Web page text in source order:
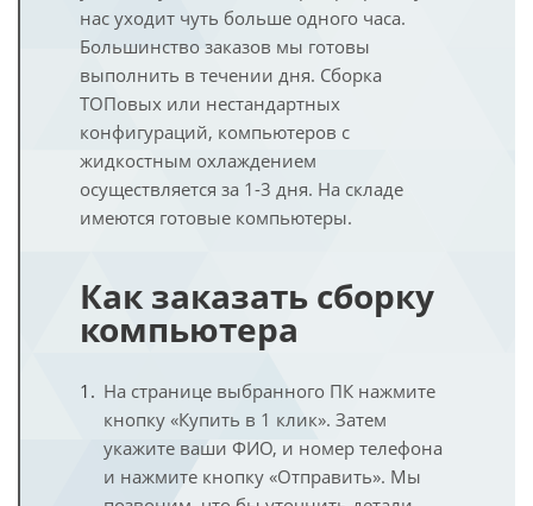
нас уходит чуть больше одного часа.
Большинство заказов мы готовы
выполнить в течении дня. Сборка
ТОПовых или нестандартных
конфигураций, компьютеров с
жидкостным охлаждением
осуществляется за 1-3 дня. На складе
имеются готовые компьютеры.
Как заказать сборку
компьютера
На странице выбранного ПК нажмите
кнопку «Купить в 1 клик». Затем
укажите ваши ФИО, и номер телефона
и нажмите кнопку «Отправить». Мы